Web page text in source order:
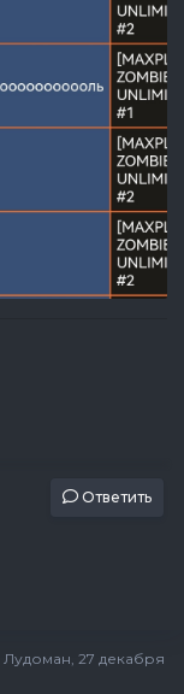
Ответить
Лудоман, 27 декабря